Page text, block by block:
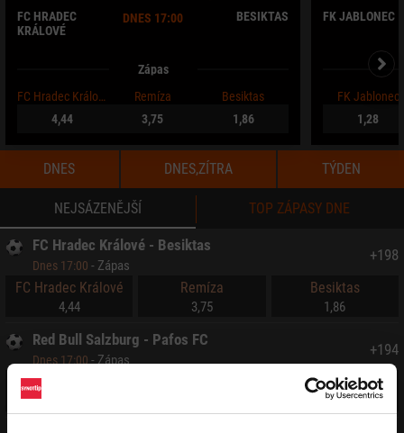
FC HRADEC
KRÁLOVÉ
DNES 17:00 BESIKTAS
Zápas
FC Hradec Králové
4,44
Remíza
3,75
Besiktas
1,86
FK JABLONEC
FK Jablonec
1,28
DNES DNES,ZÍTRA TÝDEN
NEJSÁZENĚJŠÍ TOP ZÁPASY DNE
FC Hradec Králové - Besiktas
Dnes 17:00 - Zápas
+198
FC Hradec Králové
4,44
Remíza
3,75
Besiktas
1,86
Red Bull Salzburg - Pafos FC
Dnes 17:00-Zápas
+194
Red Bull Salzburg Pafos FC
5,90